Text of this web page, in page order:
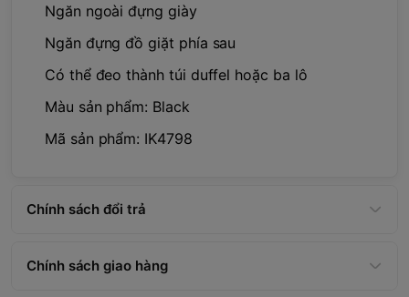
Ngăn ngoài đựng giày
Ngăn đựng đồ giặt phía sau
Có thể đeo thành túi duffel hoặc ba lô
Màu sản phẩm: Black
Mã sản phẩm: IK4798
Chính sách đổi trả
Chính sách giao hàng